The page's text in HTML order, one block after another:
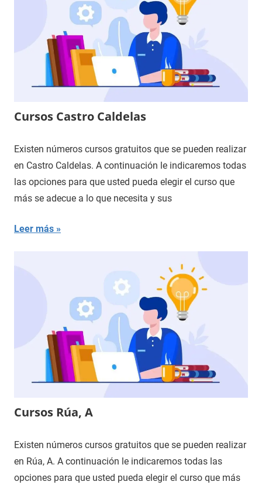
Cursos Castro Caldelas
Existen números cursos gratuitos que se pueden realizar
en Castro Caldelas. A continuación le indicaremos todas
las opciones para que usted pueda elegir el curso que
más se adecue a lo que necesita y sus
Leer más
Cursos Rúa, A
Existen números cursos gratuitos que se pueden realizar
en Rúa, A. A continuación le indicaremos todas las
opciones para que usted pueda elegir el curso que más